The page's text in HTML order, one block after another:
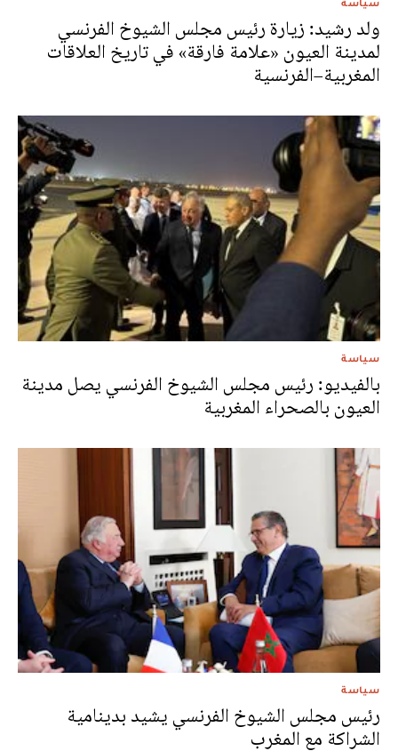
سياسة
ولد رشيد: زيارة رئيس مجلس الشيوخ الفرنسي
لمدينة العيون «علامة فارقة» في تاريخ العلاقات
المغربية–الفرنسية
سياسة
بالفيديو: رئيس مجلس الشيوخ الفرنسي يصل مدينة
العيون بالصحراء المغربية
سياسة
رئيس مجلس الشيوخ الفرنسي يشيد بدينامية
الشراكة مع المغرب